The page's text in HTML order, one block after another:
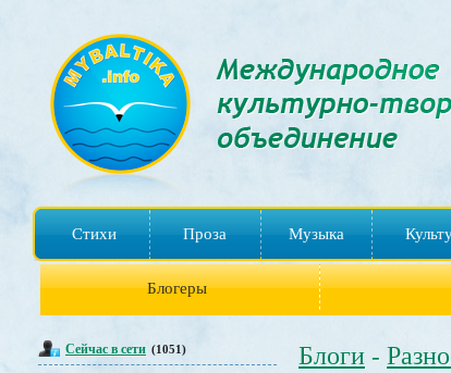
Стихи Проза Музыка
Блогеры
Сейчас в сети (1051) Блоги -